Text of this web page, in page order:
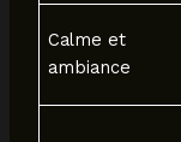
Calme et
ambiance